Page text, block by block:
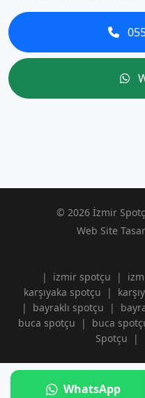
© 2026 İzmir
Web Site
| izmir spotçu |
karşıyaka spotçu
|
|
bayraklı spotçu |
buca spotçu
| buca
Spotçu
|